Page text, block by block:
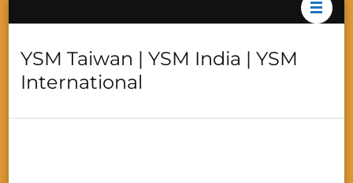
YSM Taiwan | YSM India | YSM
International